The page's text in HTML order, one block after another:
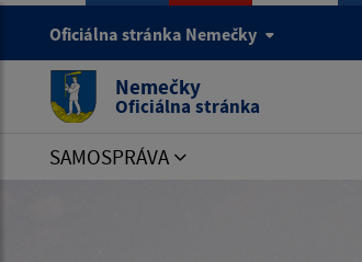
Oficiálna stránka Nemečky
Nemečky
Oficiálna stránka
SAMOSPRÁVA